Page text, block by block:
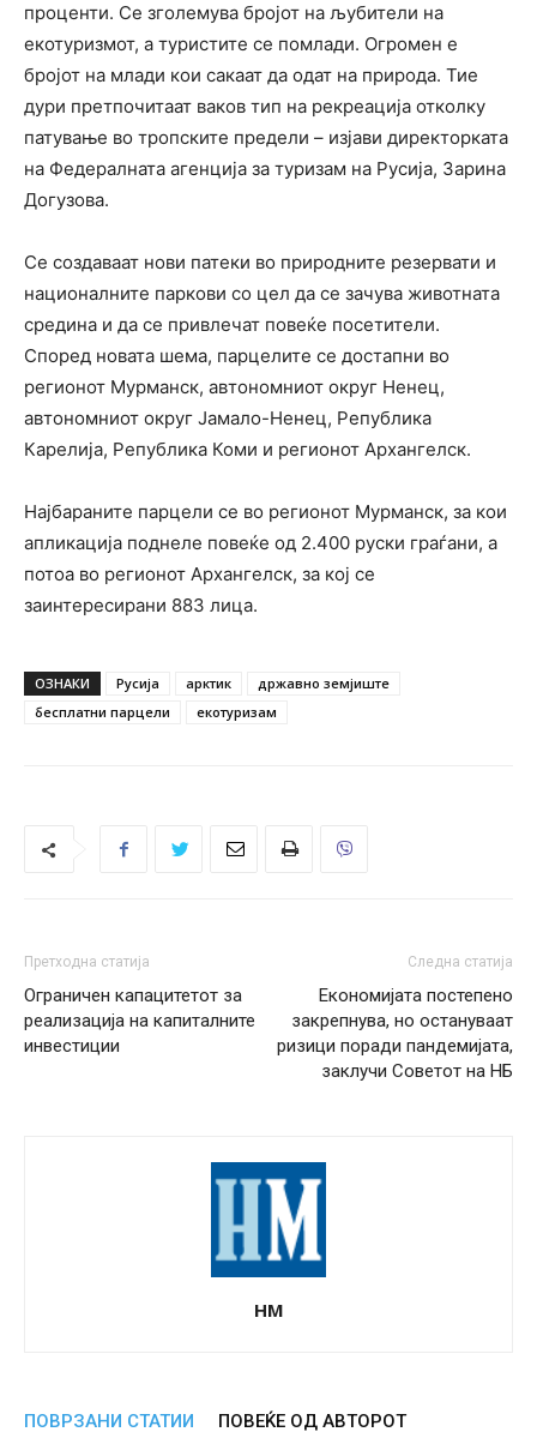
проценти. Се зголемува бројот на љубители на
екотуризмот, а туристите се помлади. Огромен е
бројот на млади кои сакаат да одат на природа. Тие
дури претпочитаат ваков тип на рекреација отколку
патување во тропските предели – изјави директорката
на Федералната агенција за туризам на Русија, Зарина
Догузова.
Се создаваат нови патеки во природните резервати и
националните паркови со цел да се зачува животната
средина и да се привлечат повеќе посетители.
Според новата шема, парцелите се достапни во
регионот Мурманск, автономниот округ Ненец,
автономниот округ Јамало-Ненец, Република
Карелија, Република Коми и регионот Архангелск.
Најбараните парцели се во регионот Мурманск, за кои
апликација поднеле повеќе од 2.400 руски граѓани, а
потоа во регионот Архангелск, за кој се
заинтересирани 883 лица.
ОЗНАКИ Русија арктик
државно земјиште
бесплатни парцели
екотуризам
Претходна статија
Ограничен капацитетот за
реализација на капиталните
инвестиции
Следна статија
Економијата постепено
закрепнува, но остануваат
ризици поради пандемијата,
заклучи Советот на НБ
НМ
ПОВРЗАНИ СТАТИИ ПОВЕЌЕ ОД АВТОРОТ